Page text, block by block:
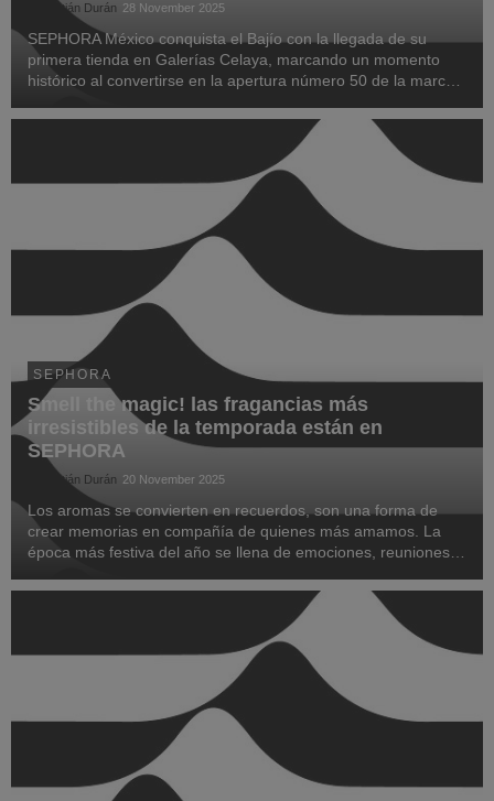
Sebastián Durán 28 November 2025
SEPHORA México conquista el Bajío con la llegada de su
primera tienda en Galerías Celaya, marcando un momento
histórico al convertirse en la apertura número 50 de la marca
maquillaje, cuidado de la piel, cabello y ...
SEPHORA
Smell the magic! las fragancias más
irresistibles de la temporada están en
SEPHORA
Sebastián Durán 20 November 2025
Los aromas se convierten en recuerdos, son una forma de
crear memorias en compañía de quienes más amamos. La
época más festiva del año se llena de emociones, reuniones
supuesto, la mejor forma de celebrarla es con un perf...